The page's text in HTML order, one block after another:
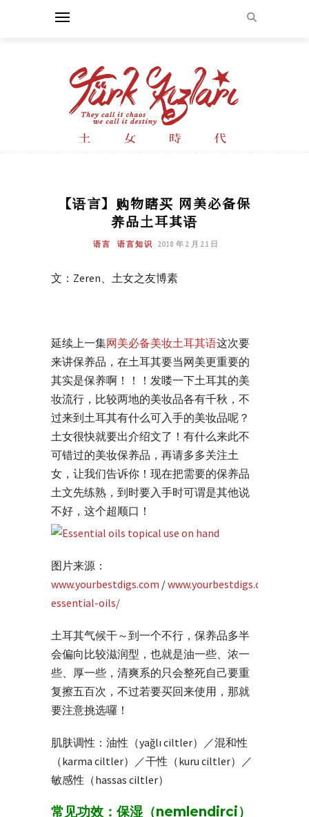
【语言】购物瞎买 网美必备保
养品土耳其语
语言 语言知识 2018 年 2 月 21 日
文：Zeren、土女之友博素
延续上一集网美必备美妆土耳其语这次要
来讲保养品，在土耳其要当网美更重要的
其实是保养啊！！！发䁖一下土耳其的美
妆流行，比较两地的美妆品各有千秋，不
过来到土耳其有什么可入手的美妆品呢？
土女很快就要出介绍文了！有什么来此不
可错过的美妆保养品，再请多多关注土
女，让我们告诉你！现在把需要的保养品
土文先练熟，到时要入手时可谓是其他说
不好，这个超顺口！
图片来源：
www.yourbestdigs.com /www.yourbestdigs.com/
essential-oils/
土耳其气候干～到一个不行，保养品多半
会偏向比较滋润型，也就是油一些、浓一
些、厚一些，清爽系的只会整死自己要重
复擦五百次，不过若要买回来使用，那就
要注意挑选囉！
肌肤调性：油性（yağlı ciltler）／混和性
（karma ciltler）／干性（kuru ciltler）／
敏感性（hassas ciltler）
常见功效：保湿（nemlendirci）